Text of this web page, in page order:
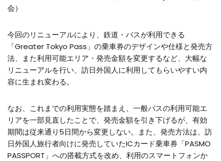
会）
今回のリニューアルにより、鉄道・バスが利用できる
「Greater Tokyo Pass」の乗車券のデザインや仕様と発売方
法、また利用可能エリア・発売金額を変更するなど、大幅な
リニューアルを行い、訪日外国人に利用してもらいやすい内
容に生まれ変わる。
なお、これまでの利用実態を踏まえ、一般バスの利用可能エ
リアを一部見直したことで、発売金額を引き下げるが、有効
期間は従来通り5日間から変更しない。また、発売方法は、訪
日外国人旅行者向けに発売していたICカード乗車券「PASMO
PASSPORT」への搭載方式を改め、利用のスマートフォンか